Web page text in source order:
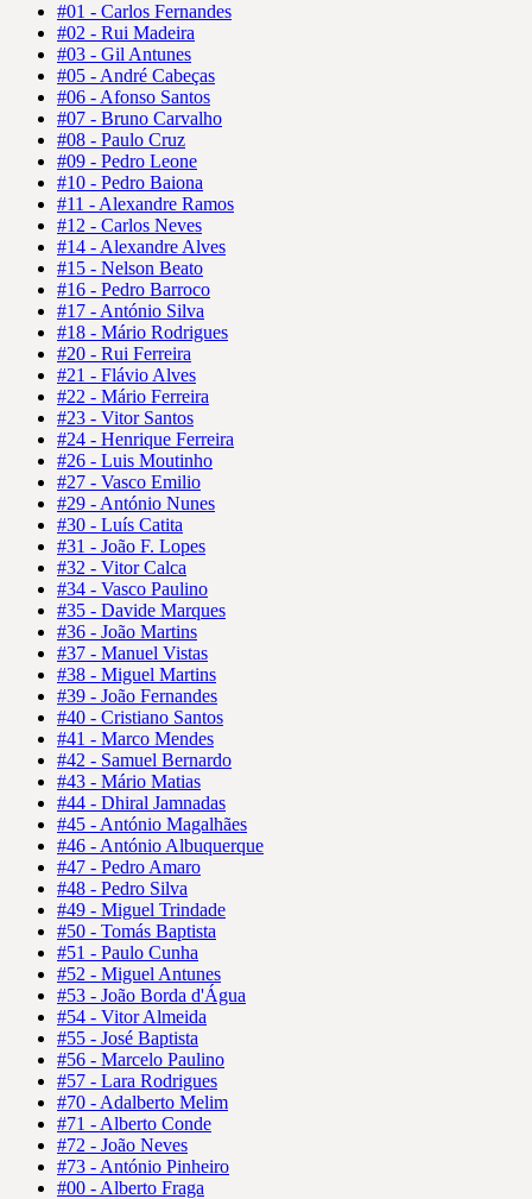
#01 - Carlos Fernandes
#02 - Rui Madeira
#03 - Gil Antunes
#05 - André Cabeças
#06 - Afonso Santos
#07 - Bruno Carvalho
#08 - Paulo Cruz
#09 - Pedro Leone
#10 - Pedro Baiona
#11 - Alexandre Ramos
#12 - Carlos Neves
#14 - Alexandre Alves
#15 - Nelson Beato
#16 - Pedro Barroco
#17 - António Silva
#18 - Mário Rodrigues
#20 - Rui Ferreira
#21 - Flávio Alves
#22 - Mário Ferreira
#23 - Vitor Santos
#24 - Henrique Ferreira
#26 - Luis Moutinho
#27 - Vasco Emilio
#29 - António Nunes
#30 - Luís Catita
#31 - João F. Lopes
#32 - Vitor Calca
#34 - Vasco Paulino
#35 - Davide Marques
#36 - João Martins
#37 - Manuel Vistas
#38 - Miguel Martins
#39 - João Fernandes
#40 - Cristiano Santos
#41 - Marco Mendes
#42 - Samuel Bernardo
#43 - Mário Matias
#44 - Dhiral Jamnadas
#45 - António Magalhães
#46 - António Albuquerque
#47 - Pedro Amaro
#48 - Pedro Silva
#49 - Miguel Trindade
#50 - Tomás Baptista
#51 - Paulo Cunha
#52 - Miguel Antunes
#53 - João Borda d'Água
#54 - Vitor Almeida
#55 - José Baptista
#56 - Marcelo Paulino
#57 - Lara Rodrigues
#70 - Adalberto Melim
#71 - Alberto Conde
#72 - João Neves
#73 - António Pinheiro
#00 - Alberto Fraga